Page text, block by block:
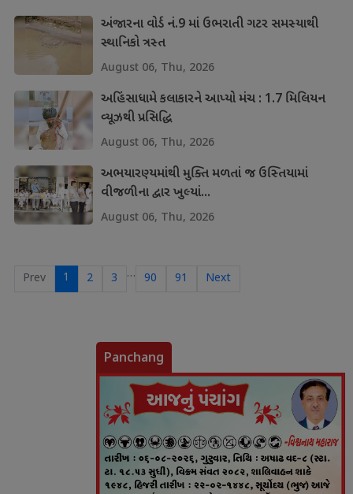
અંજારના વોર્ડ નં.9 માં ઉભરાતી ગટર સમસ્યાથી
સ્થાનિકો ત્રસ્ત
August 06, Thu, 2026
અહિંસાધામે કલાકારને આપ્યો મંચ : 1.7 મિલિયન
વ્યૂઝથી પ્રસિદ્ધિ
August 06, Thu, 2026
અભયારણ્યમાંથી મુક્તિ મળતાં જ ઉસ્તિયામાં
વીજળીના દ્વાર ખુલ્યાં...
August 06, Thu, 2026
Prev 1 2 3 … 90 91 Next
Panchang